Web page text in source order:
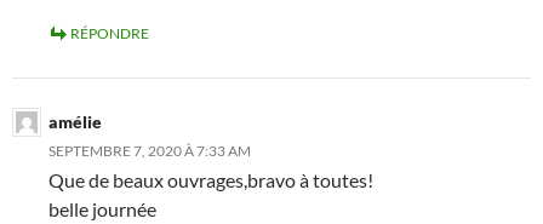
RÉPONDRE
amélie
SEPTEMBRE 7, 2020 À 7:33 AM
Que de beaux ouvrages,bravo à toutes!
belle journée